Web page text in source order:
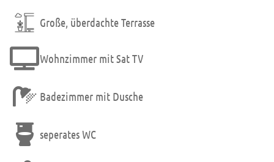
Große, überdachte Terrasse
Wohnzimmer mit Sat TV
Badezimmer mit Dusche
seperates WC